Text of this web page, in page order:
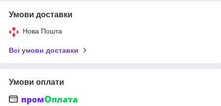
Умови доставки
Нова Пошта
Всі умови доставки
Умови оплати